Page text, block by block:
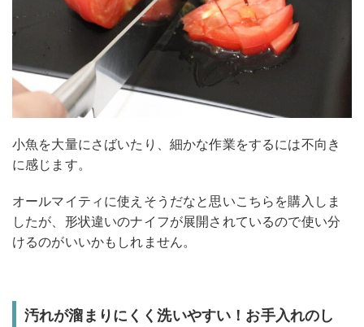
小魚を大量にさばいたり、細かな作業をするには不向き
に感じます。
オールマイティに使えそうだなと思いこちらを購入しま
したが、形状違いのナイフが展開されているので使い分
けるのがいいかもしれません。
汚れが溜まりにくく洗いやすい！お手入れのし